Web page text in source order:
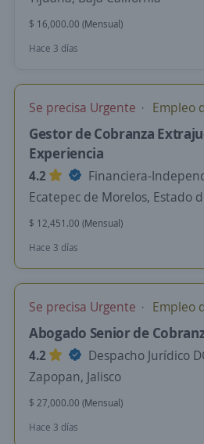
$ 16,000.00 (Mensual)
Hace 3 días
Se precisa Urgente Empleo
Gestor de Cobranza
Experiencia
4.2
Financiera-
Ecatepec de Morelos, Estado
$ 12,451.00 (Mensual)
Hace 3 días
Se precisa Urgente Empleo
Abogado Senior de
4.2
Despacho Jurídico
Zapopan, Jalisco
$ 27,000.00 (Mensual)
Hace 3 días